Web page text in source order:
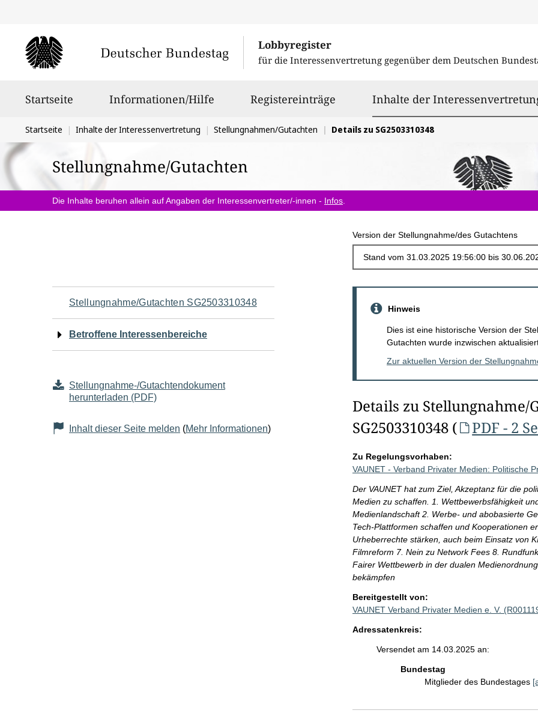
Lobbyregister
für die Interessenvertretung gegenüber dem Deutschen
Startseite Informationen/Hilfe Registereinträge Inhalte der
Sie
befinden
sich
hier:
Startseite Inhalte der Interessenvertretung Stellungnahmen/Gutachten Details zu SG2503310348
Stellungnahme/Gutachten
Die Inhalte beruhen allein auf Angaben der Interessenvertreter/-innen - Infos
Version der Stellungnahme/des Gutachtens
Navigation
für
Seiteninhalt
Stellungnahme/Gutachten SG2503310348
Betroffene Interessenbereiche
Stellungnahme-/Gutachtendokument
herunterladen (PDF)
Inhalt dieser Seite melden (Mehr Informationen)
Hinweis
Dies ist eine historische Version der
Gutachten wurde inzwischen
Zur aktuellen Version der
Details zu Stellungnahme/
SG2503310348 (
PDF - 2
Zu Regelungsvorhaben:
VAUNET - Verband Privater Medien: Politische
Der VAUNET hat zum Ziel, Akzeptanz für die
Medien zu schaffen. 1. Wettbewerbsfähigkeit
Medienlandschaft 2. Werbe- und abobasierte
Tech-Plattformen schaffen und Kooperationen
Urheberrechte stärken, auch beim Einsatz von
Filmreform 7. Nein zu Network Fees 8.
Fairer Wettbewerb in der dualen
bekämpfen
Bereitgestellt von:
VAUNET Verband Privater Medien e. V.
Adressatenkreis:
Versendet am 14.03.2025 an:
Bundestag
Mitglieder des Bundestages